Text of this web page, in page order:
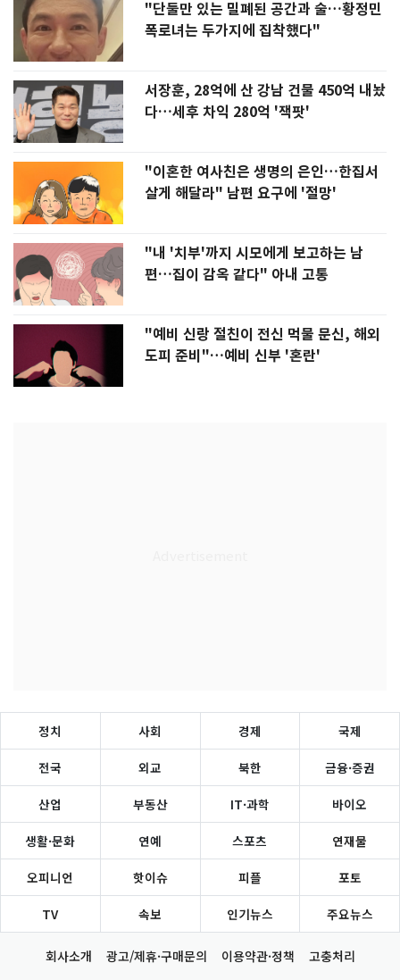
"단둘만 있는 밀폐된 공간과 술…황정민
폭로녀는 두가지에 집착했다"
서장훈, 28억에 산 강남 건물 450억 내놨
다…세후 차익 280억 '잭팟'
"이혼한 여사친은 생명의 은인…한집서
살게 해달라" 남편 요구에 '절망'
"내 '치부'까지 시모에게 보고하는 남
편…집이 감옥 같다" 아내 고통
"예비 신랑 절친이 전신 먹물 문신, 해외
도피 준비"…예비 신부 '혼란'
정치 사회 경제 국제
전국 외교 북한 금융·증권
산업 부동산 IT·과학 바이오
생활·문화 연예 스포츠 연재물
오피니언 핫이슈 피플 포토
TV 속보 인기뉴스 주요뉴스
회사소개 광고/제휴·구매문의 이용약관·정책 고충처리